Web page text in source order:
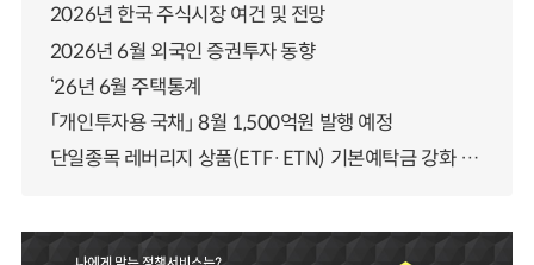
2026년 한국 주식시장 여건 및 전망
2026년 6월 외국인 증권투자 동향
‘26년 6월 주택통계
「개인투자용 국채」 8월 1,500억원 발행 예정
단일종목 레버리지 상품(ETF·ETN) 기본예탁금 강화 조기시행 방안 안내